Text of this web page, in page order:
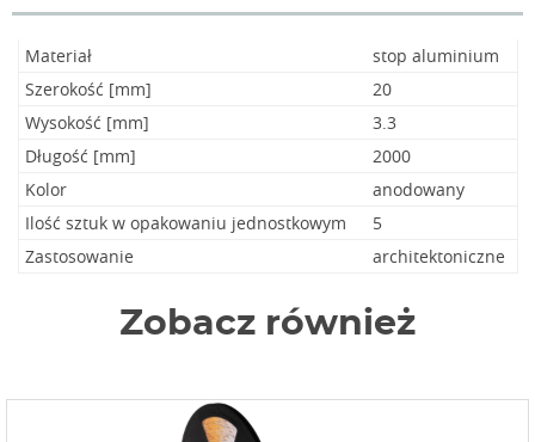
Materiał
stop aluminium
Szerokość [mm]
20
Wysokość [mm]
3.3
Długość [mm]
2000
Kolor
anodowany
Ilość sztuk w opakowaniu jednostkowym
5
Zastosowanie
architektoniczne
Zobacz również